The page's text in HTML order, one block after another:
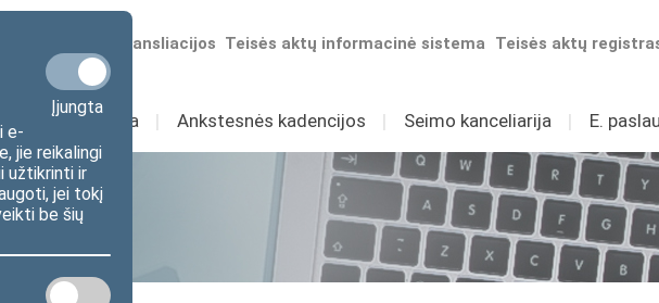
Įjungta
e-
jie reikalingi
užtikrinti ir
jei tokį
be šių
Teisės aktų
Teisės aktų informacinė sistema
Numatomos transliacijos
Sudėtis Veikla I Ankstesnės kadencijos I Seimo kanceliarija I E.